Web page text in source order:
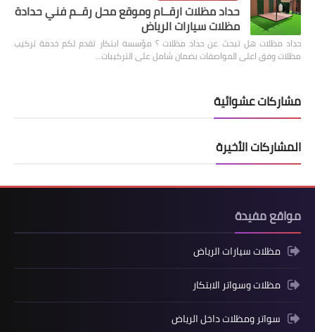
حداد مظلات ارقــام وموقع محل رقــم فني حدادة
مظلات سيارات الرياض
حداد مظلات هل تبحث عن حداد مظلات ؟ مؤسسة ابتكار تقدم لكم خدمة تركيب
مظلات وفق اعلى المواصفات بضمان شامل على التركيبات…
مشاركات عشوائية
المشاركات الأخيرة
مواقع مفيدة
مظلات سيارات الرياض
مظلات وسواتر الابتكار
سواتر ومظلات داخل الرياض